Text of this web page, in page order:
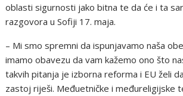
oblasti sigurnosti jako bitna te da će i ta
razgovora u Sofiji 17. maja.
– Mi smo spremni da ispunjavamo naša
imamo obavezu da vam kažemo ono što
takvih pitanja je izborna reforma i EU želi
zastoj riješi. Međuetničke i međureligijske